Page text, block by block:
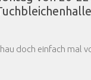
doch einfach mal